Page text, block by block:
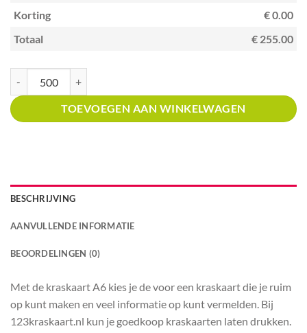
Korting
€ 0.00
Totaal
€ 255.00
TOEVOEGEN AAN WINKELWAGEN
BESCHRIJVING
AANVULLENDE INFORMATIE
BEOORDELINGEN (0)
Met de kraskaart A6 kies je de voor een kraskaart die je ruim
op kunt maken en veel informatie op kunt vermelden. Bij
123kraskaart.nl kun je goedkoop kraskaarten laten drukken.